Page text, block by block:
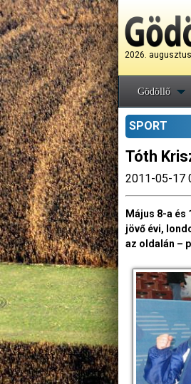
2026.
Gödöllő
SPORT
Tóth
2011-05-17
Május 8-a
jövő évi,
az oldalán –